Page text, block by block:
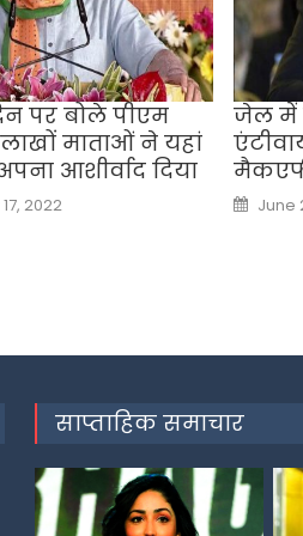
पर बोले पीएम
माताओं ने यहां
आशीर्वाद दिया
2022
जेल में
on
June
साप्ताहिक समाचार